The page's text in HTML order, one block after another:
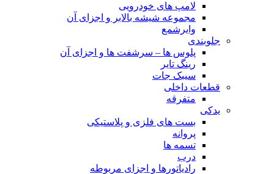
لامپ های خودرویی
مجموعه شیشه بالابر و اجزای آن
وایرشمع
جلوبندی
پلوس ها – سرشفت ها و اجزای آن
رینگ تایر
سیبک جات
قطعات داخلی
متفرقه
یدکی
بست های فلزی و پلاستیکی
پروانه
تسمه ها
درب
رادیاتورها و اجزای مربوطه